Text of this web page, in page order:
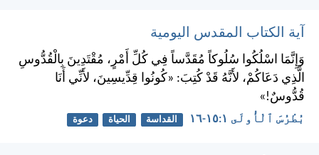
آية الكتاب المقدس اليومية
وَإِنَّمَا اسْلُكُوا سُلُوكاً مُقَدَّساً فِي كُلِّ أَمْرٍ، مُقْتَدِينَ بِالْقُدُّوسِ
الَّذِي دَعَاكُمْ، لأَنَّهُ قَدْ كُتِبَ: «كُونُوا قِدِّيسِينَ، لأَنِّي أَنَا
قُدُّوسٌ!»
بُطْرُسَ ٱلْأُولَى ١:‏١٥-‏١٦ القداسة الحياة دعوة